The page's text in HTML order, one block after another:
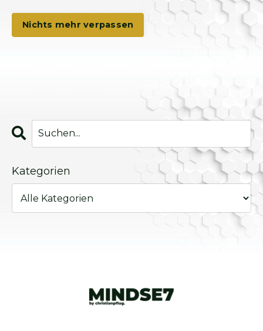
Nichts mehr verpassen
Kategorien